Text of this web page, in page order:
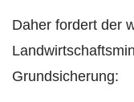
Daher fordert der
Grundsicherung: